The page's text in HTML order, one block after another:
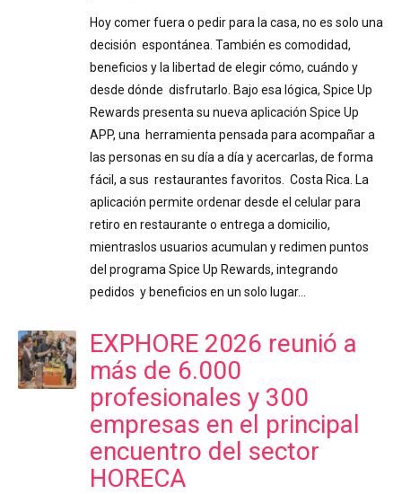
Hoy comer fuera o pedir para la casa, no es solo una
decisión espontánea. También es comodidad,
beneficios y la libertad de elegir cómo, cuándo y
desde dónde disfrutarlo. Bajo esa lógica, Spice Up
Rewards presenta su nueva aplicación Spice Up
APP, una herramienta pensada para acompañar a
las personas en su día a día y acercarlas, de forma
fácil, a sus restaurantes favoritos. Costa Rica. La
aplicación permite ordenar desde el celular para
retiro en restaurante o entrega a domicilio,
mientraslos usuarios acumulan y redimen puntos
del programa Spice Up Rewards, integrando
pedidos y beneficios en un solo lugar…
EXPHORE 2026 reunió a
más de 6.000
profesionales y 300
empresas en el principal
encuentro del sector
HORECA